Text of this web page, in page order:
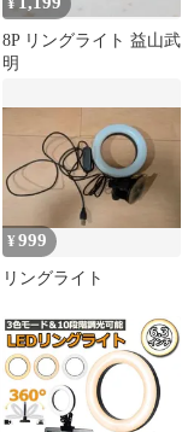
¥
8P リングライト 益山武
明
¥999
リングライト